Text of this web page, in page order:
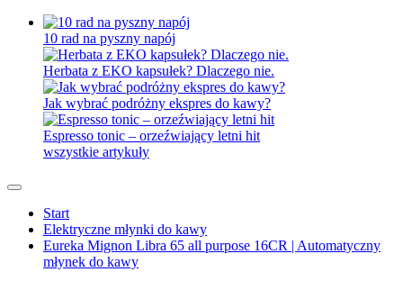
10 rad na pyszny napój
Herbata z EKO kapsułek? Dlaczego nie.
Jak wybrać podróżny ekspres do kawy?
Espresso tonic – orzeźwiający letni hit
wszystkie artykuły
Start
Elektryczne młynki do kawy
Eureka Mignon Libra 65 all purpose 16CR | Automatyczny
młynek do kawy